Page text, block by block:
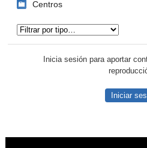
Centros
Inicia sesión para aportar
Iniciar